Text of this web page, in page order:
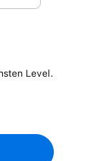
Level.